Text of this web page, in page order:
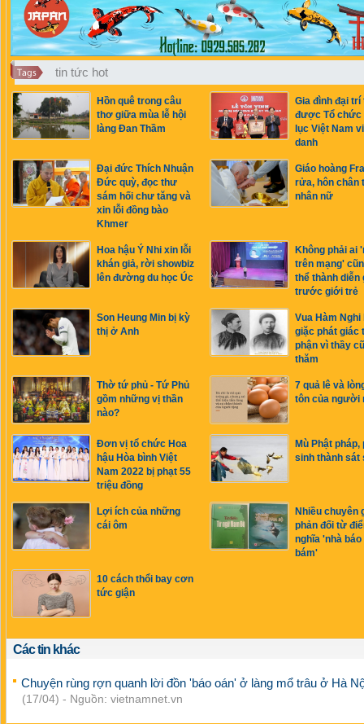
tin tức hot
Hồn quê trong câu
thơ giữa mùa lễ hội
làng Đan Thầm
Gia đình đại
được Tổ chức
lục Việt Nam
danh
Đại đức Thích Nhuận
Đức quỳ, đọc thư
sám hối chư tăng và
xin lỗi đồng bào
Khmer
Giáo hoàng
rửa, hôn chân
nhân nữ
Hoa hậu Ý Nhi xin lỗi
khán giả, rời showbiz
lên đường du học Úc
Không phải ai
trên mạng'
thể thành diễn
trước giới trẻ
Son Heung Min bị kỳ
thị ở Anh
Vua Hàm Nghi
giặc phát giác
phận vì thầy
thăm
Thờ tứ phủ - Tứ Phủ
gồm những vị thần
nào?
7 quả lê và
tôn của người
Đơn vị tổ chức Hoa
hậu Hòa bình Việt
Nam 2022 bị phạt 55
triệu đồng
Mù Phật pháp,
sinh thành sát
Lợi ích của những
cái ôm
Nhiều chuyên
phản đối từ
nghĩa 'nhà báo
bám'
10 cách thổi bay cơn
tức giận
Các tin khác
Chuyện rùng rợn quanh lời đồn 'báo oán' ở làng mổ trâu ở Hà
(17/04) - Nguồn: vietnamnet.vn